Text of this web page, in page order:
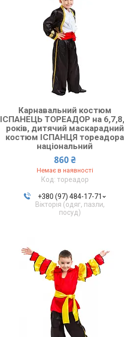
Карнавальний костюм
ІСПАНЕЦЬ ТОРЕАДОР на
років, дитячий маскарадний
костюм ІСПАНЦЯ тореадора
національний
860 ₴
Немає в наявності
тореадор
+380 (97) 484-17-71
Вікторія (одяг, пазли,
посуд)